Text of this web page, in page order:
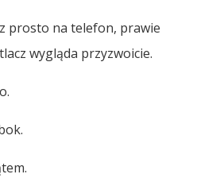
prosto na telefon, prawie
wygląda przyzwoicie.